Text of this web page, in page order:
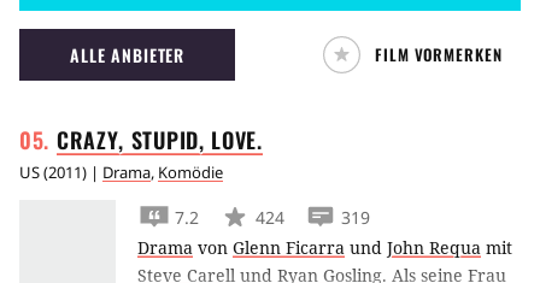
verlassen wird.
ALLE ANBIETER FILM VORMERKEN
CRAZY, STUPID, LOVE.
US(2011) | Drama, Komödie
7.2 424
319
Drama von Glenn Ficarra und John Requa mit
Steve Carell und Ryan Gosling. Als seine Frau